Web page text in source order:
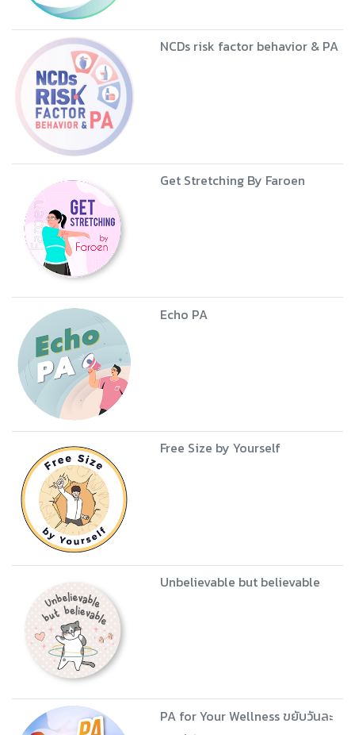
NCDs risk factor behavior & PA
Get Stretching By Faroen
Echo PA
Free Size by Yourself
Unbelievable but believable
PA for Your Wellness ขยับวันละ